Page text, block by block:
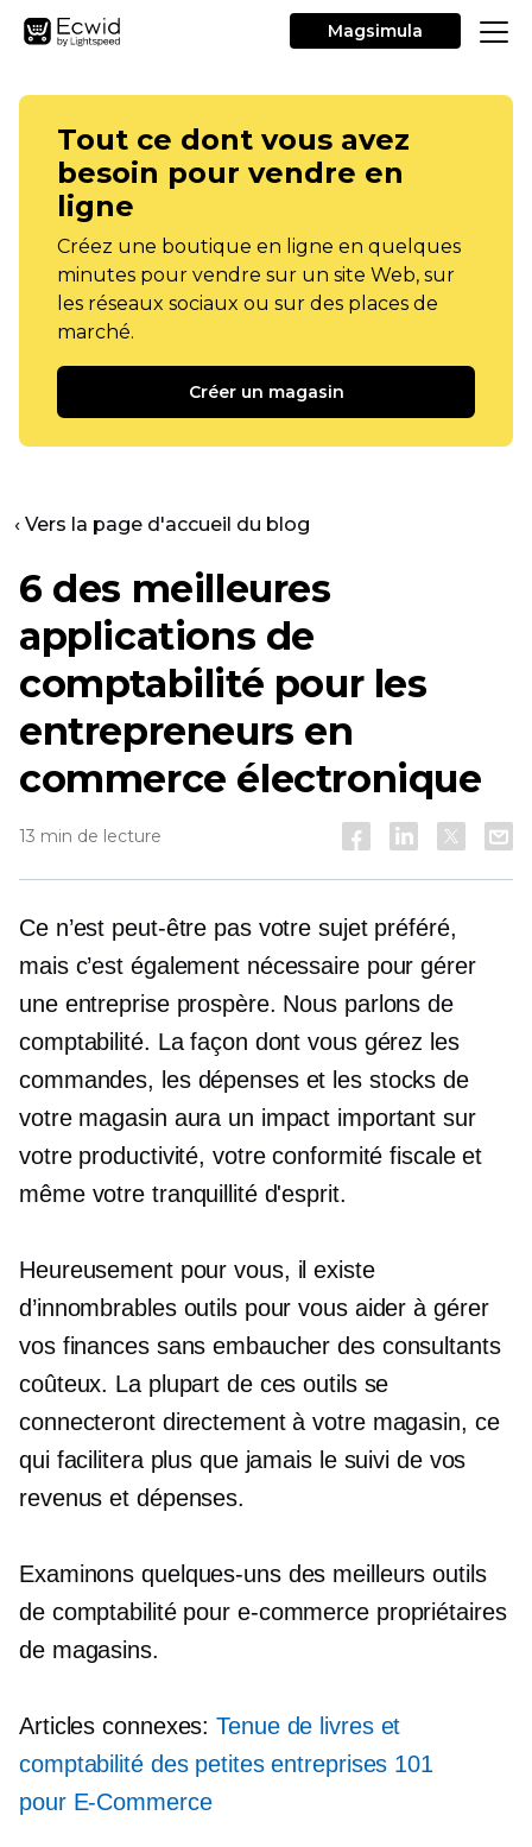
Magsimula
Tout ce dont vous avez
besoin pour vendre en
ligne
Créez une boutique en ligne en quelques
minutes pour vendre sur un site Web, sur
les réseaux sociaux ou sur des places de
marché.
Créer un magasin
‹ Vers la page d'accueil du blog
6 des meilleures
applications de
comptabilité pour les
entrepreneurs en
commerce électronique
13 min de lecture
Ce n’est peut-être pas votre sujet préféré,
mais c’est également nécessaire pour gérer
une entreprise prospère. Nous parlons de
comptabilité. La façon dont vous gérez les
commandes, les dépenses et les stocks de
votre magasin aura un impact important sur
votre productivité, votre conformité fiscale et
même votre tranquillité d'esprit.
Heureusement pour vous, il existe
d’innombrables outils pour vous aider à gérer
vos finances sans embaucher des consultants
coûteux. La plupart de ces outils se
connecteront directement à votre magasin, ce
qui facilitera plus que jamais le suivi de vos
revenus et dépenses.
Examinons quelques-uns des meilleurs outils
de comptabilité pour e-commercepropriétaires
de magasins.
Articles connexes:Tenue de livres et
comptabilité des petites entreprises 101
pour E-Commerce